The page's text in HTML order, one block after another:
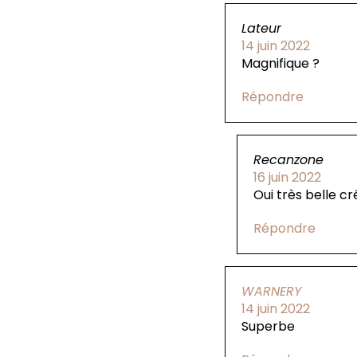
Lateur
14 juin 2022
Magnifique ?
Répondre
Recanzone
16 juin 2022
Oui très belle
Répondre
WARNERY
14 juin 2022
Superbe